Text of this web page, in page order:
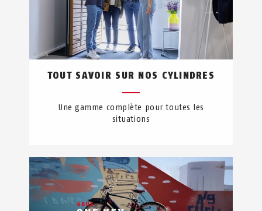
TOUT SAVOIR SUR NOS CYLINDRES
Une gamme complète pour toutes les
situations